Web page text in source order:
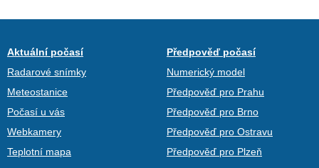
Aktuální počasí
Radarové snímky
Meteostanice
Počasí u vás
Webkamery
Teplotní mapa
Předpověď počasí
Numerický model
Předpověď pro Prahu
Předpověď pro Brno
Předpověď pro Ostravu
Předpověď pro Plzeň